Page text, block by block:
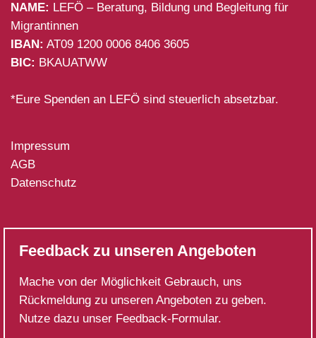
NAME: LEFÖ – Beratung, Bildung und Begleitung für
Migrantinnen
IBAN: AT09 1200 0006 8406 3605
BIC: BKAUATWW
*Eure Spenden an LEFÖ sind steuerlich absetzbar.
Impressum
AGB
Datenschutz
Feedback zu unseren Angeboten
Mache von der Möglichkeit Gebrauch, uns
Rückmeldung zu unseren Angeboten zu geben.
Nutze dazu unser Feedback-Formular.